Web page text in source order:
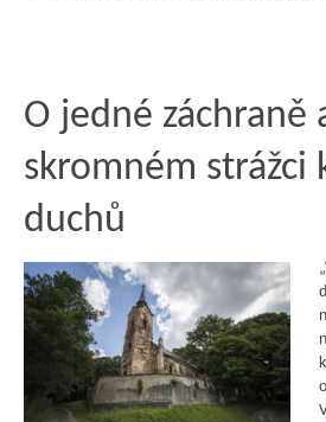
O jedné záchraně
skromném strážci
duchů